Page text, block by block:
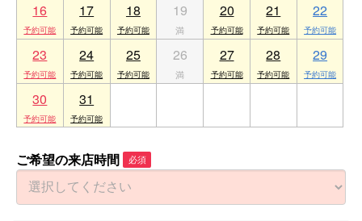
16 17 18 19 20 21 22
23 24 25 26 27 28 29
30 31
ご希望の来店時間 必須